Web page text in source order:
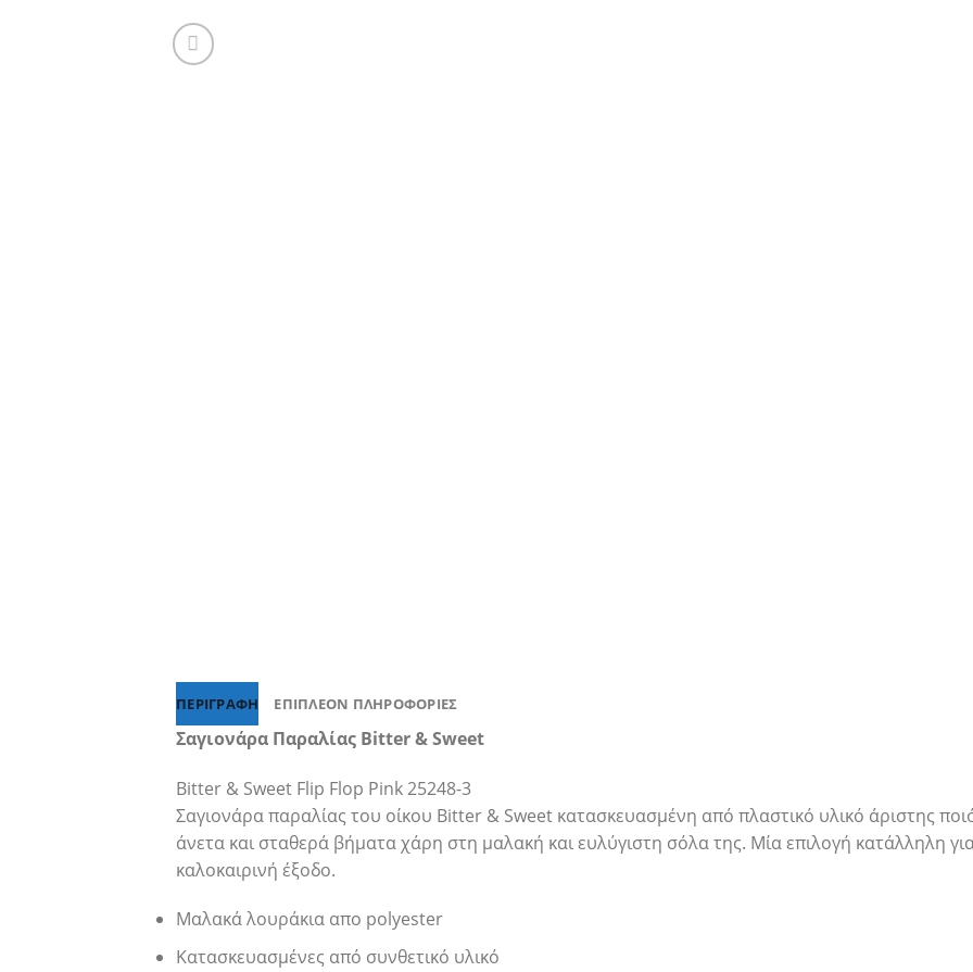
ΠΕΡΙΓΡΑΦΉ ΕΠΙΠΛΈΟΝ ΠΛΗΡΟΦΟΡΊΕΣ
Σαγιονάρα Παραλίας Bitter & Sweet
Bitter & Sweet Flip Flop Pink 25248-3
Σαγιονάρα παραλίας του οίκου Bitter & Sweet κατασκευασμένη από πλαστικό υλικό άριστης
άνετα και σταθερά βήματα χάρη στη μαλακή και ευλύγιστη σόλα της. Μία επιλογή κατάλληλη
καλοκαιρινή έξοδο.
Μαλακά λουράκια απο polyester
Κατασκευασμένες από συνθετικό υλικό